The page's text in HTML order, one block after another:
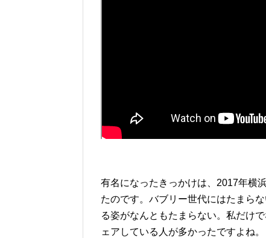
有名になったきっかけは、2017年横
たのです。バブリー世代にはたまら
る姿がなんともたまらない。私だけ
ェアしている人が多かったですよね。